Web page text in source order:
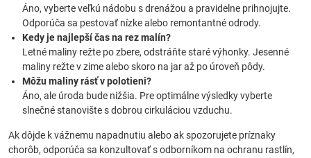
Áno, vyberte veľkú nádobu s drenážou a pravidelne prihnojujte.
Odporúča sa pestovať nízke alebo remontantné odrody.
Kedy je najlepší čas na rez malín?
Letné maliny režte po zbere, odstráňte staré výhonky. Jesenné
maliny režte v zime alebo skoro na jar až po úroveň pôdy.
Môžu maliny rásť v polotieni?
Áno, ale úroda bude nižšia. Pre optimálne výsledky vyberte
slnečné stanovište s dobrou cirkuláciou vzduchu.
Ak dôjde k vážnemu napadnutiu alebo ak spozorujete príznaky
chorôb, odporúča sa konzultovať s odborníkom na ochranu rastlín,